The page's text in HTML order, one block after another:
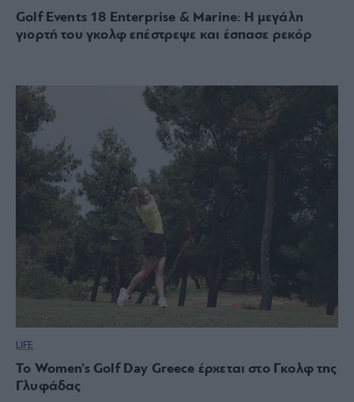
Golf Events 18 Enterprise & Marine: Η μεγάλη
γιορτή του γκολφ επέστρεψε και έσπασε ρεκόρ
LIFE
Το Women’s Golf Day Greece έρχεται στο Γκολφ της
Γλυφάδας